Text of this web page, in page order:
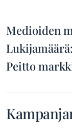
Medioiden
Peitto